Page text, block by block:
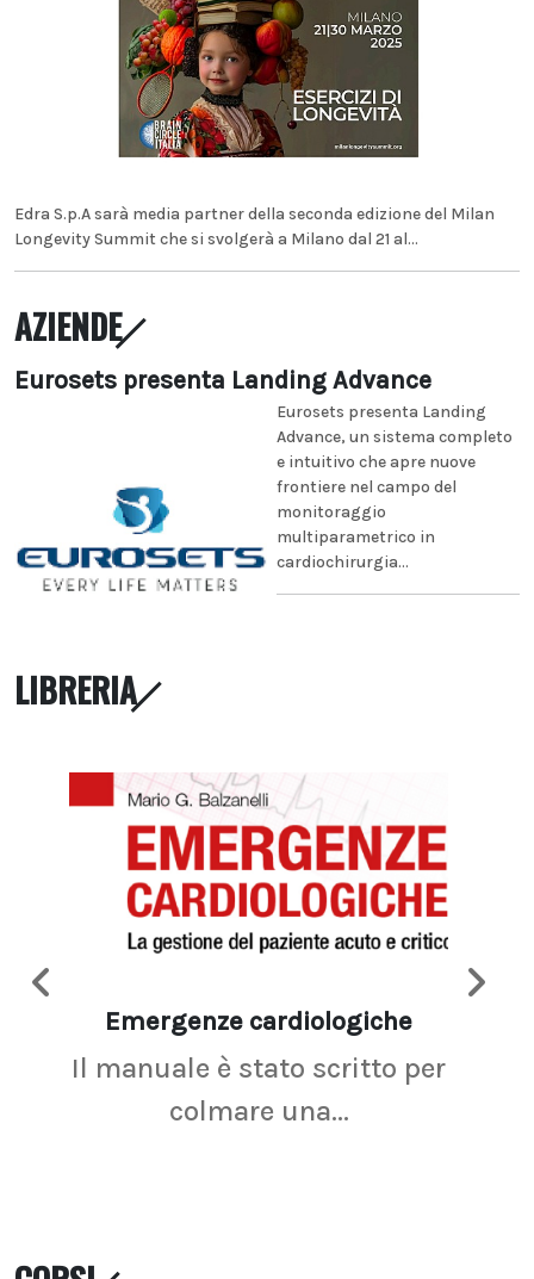
Edra S.p.A sarà media partner della seconda edizione del Milan
Longevity Summit che si svolgerà a Milano dal 21 al...
AZIENDE
Eurosets presenta Landing Advance
Eurosets presenta Landing
Advance, un sistema completo
e intuitivo che apre nuove
frontiere nel campo del
monitoraggio
multiparametrico in
cardiochirurgia...
LIBRERIA
Emergenze cardiologiche
Il manuale è stato scritto per
colmare una...